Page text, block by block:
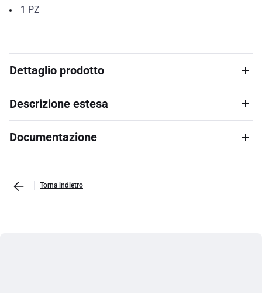
1 PZ
Dettaglio prodotto
Descrizione estesa
Documentazione
Torna indietro